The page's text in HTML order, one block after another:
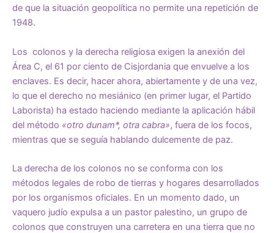
de que la situación geopolítica no permite una repetición de
1948.
Los colonos y la derecha religiosa exigen la anexión del
Área C, el 61 por ciento de Cisjordania que envuelve a los
enclaves. Es decir, hacer ahora, abiertamente y de una vez,
lo que el derecho no mesiánico (en primer lugar, el Partido
Laborista) ha estado haciendo mediante la aplicación hábil
del método «otro dunam*, otra cabra», fuera de los focos,
mientras que se seguía hablando dulcemente de paz.
La derecha de los colonos no se conforma con los
métodos legales de robo de tierras y hogares desarrollados
por los organismos oficiales. En un momento dado, un
vaquero judío expulsa a un pastor palestino, un grupo de
colonos que construyen una carretera en una tierra que no